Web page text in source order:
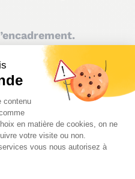
chargées d’assurer la
en particulier de
et de la configuration
de